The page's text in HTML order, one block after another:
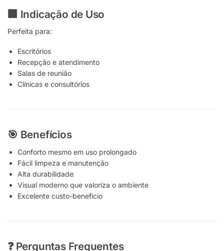
🏢 Indicação de Uso
Perfeita para:
Escritórios
Recepção e atendimento
Salas de reunião
Clínicas e consultórios
🎯 Benefícios
Conforto mesmo em uso prolongado
Fácil limpeza e manutenção
Alta durabilidade
Visual moderno que valoriza o ambiente
Excelente custo-benefício
❓ Perguntas Frequentes